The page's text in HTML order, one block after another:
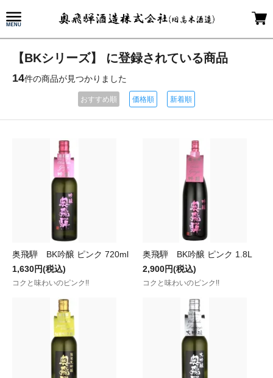
【BKシリーズ】 に登録されている商品
14件の商品が見つかりました
おすすめ順 価格順 新着順
奥飛騨 BK吟醸 ピンク 720ml
1,630円(税込)
コクと味わいのピンク!!
奥飛騨 BK吟醸 ピンク 1.8L
2,900円(税込)
コクと味わいのピンク!!